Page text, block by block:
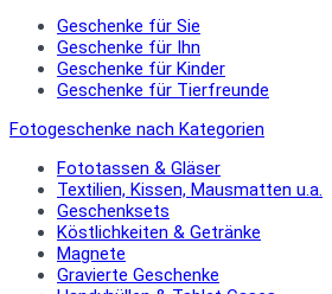
Geschenke für Sie
Geschenke für Ihn
Geschenke für Kinder
Geschenke für Tierfreunde
Fotogeschenke nach Kategorien
Fototassen & Gläser
Textilien, Kissen, Mausmatten u.a.
Geschenksets
Köstlichkeiten & Getränke
Magnete
Gravierte Geschenke